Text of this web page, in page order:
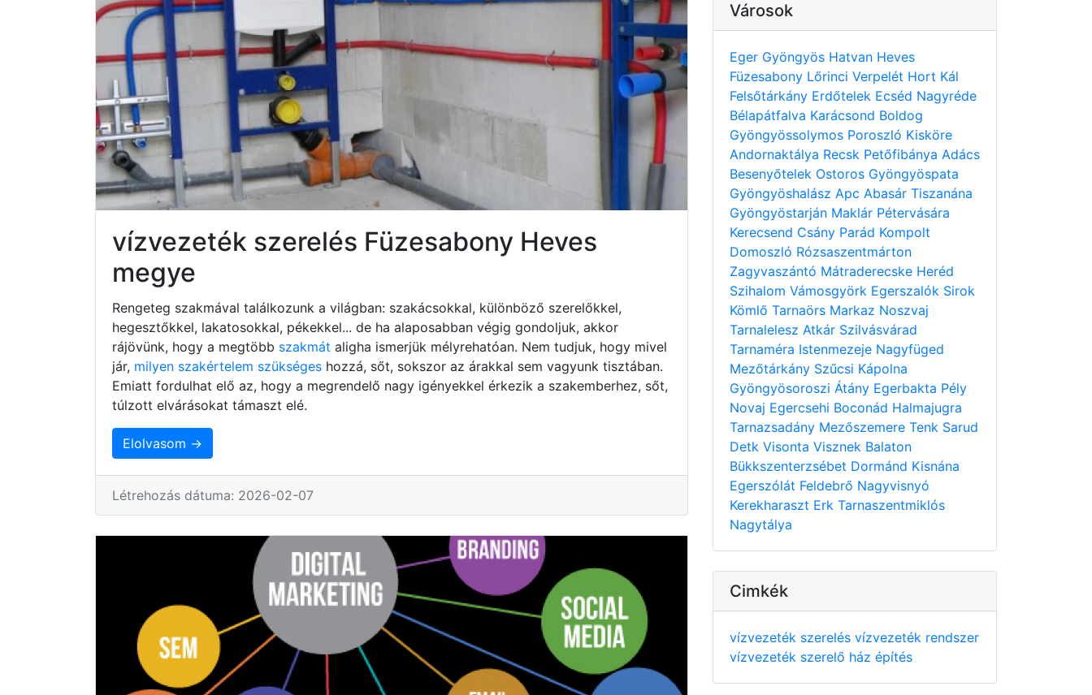
vízvezeték szerelés Füzesabony Heves
megye
Rengeteg szakmával találkozunk a világban: szakácsokkal, különböző szerelőkkel,
hegesztőkkel, lakatosokkal, pékekkel... de ha alaposabban végig gondoljuk, akkor
rájövünk, hogy a megtöbb szakmát aligha ismerjük mélyrehatóan. Nem tudjuk, hogy mivel
jár, milyen szakértelem szükséges hozzá, sőt, sokszor az árakkal sem vagyunk tisztában.
Emiatt fordulhat elő az, hogy a megrendelő nagy igényekkel érkezik a szakemberhez, sőt,
túlzott elvárásokat támaszt elé.
Elolvasom →
Létrehozás dátuma: 2026-02-07
Városok
Eger Gyöngyös Hatvan Heves
Füzesabony Lőrinci Verpelét Hort Kál
Felsőtárkány Erdőtelek Ecséd Nagyréde
Bélapátfalva Karácsond Boldog
Gyöngyössolymos Poroszló Kisköre
Andornaktálya Recsk Petőfibánya Adács
Besenyőtelek Ostoros Gyöngyöspata
Gyöngyöshalász Apc Abasár Tiszanána
Gyöngyöstarján Maklár Pétervására
Kerecsend Csány Parád Kompolt
Domoszló Rózsaszentmárton
Zagyvaszántó Mátraderecske Heréd
Szihalom Vámosgyörk Egerszalók Sirok
Kömlő Tarnaörs Markaz Noszvaj
Tarnalelesz Atkár Szilvásvárad
Tarnaméra Istenmezeje Nagyfüged
Mezőtárkány Szűcsi Kápolna
Gyöngyösoroszi Átány Egerbakta Pély
Novaj Egercsehi Boconád Halmajugra
Tarnazsadány Mezőszemere Tenk Sarud
Detk Visonta Visznek Balaton
Bükkszenterzsébet Dormánd Kisnána
Egerszólát Feldebrő Nagyvisnyó
Kerekharaszt Erk Tarnaszentmiklós
Nagytálya
Cimkék
vízvezeték szerelés vízvezeték rendszer
vízvezeték szerelő ház építés